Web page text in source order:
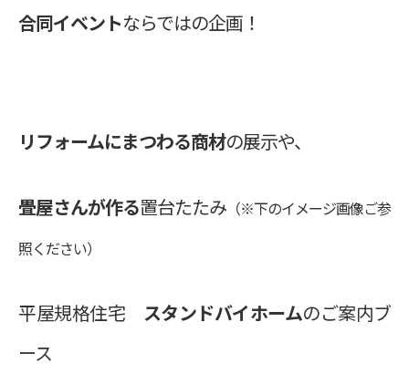
合同イベントならではの企画！
リフォームにまつわる商材の展示や、
畳屋さんが作る置台たたみ （※下のイメージ画像ご参
照ください）
平屋規格住宅 スタンドバイホームのご案内ブ
ース